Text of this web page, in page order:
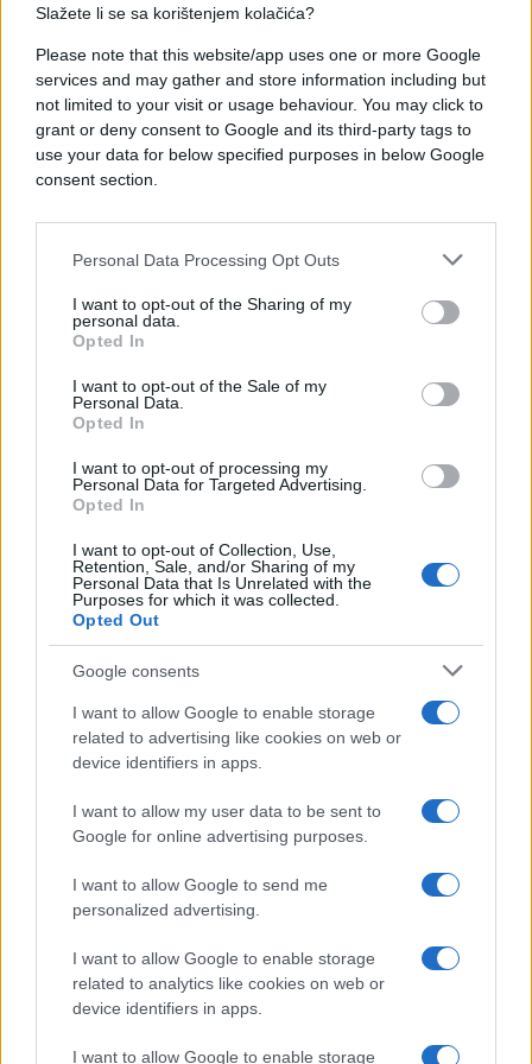
Slažete li se sa korištenjem kolačića?
Please note that this website/app uses one or more Google
services and may gather and store information including but
not limited to your visit or usage behaviour. You may click to
grant or deny consent to Google and its third-party tags to
use your data for below specified purposes in below Google
consent section.
Personal Data Processing Opt Outs
I want to opt-out of the Sharing of my
personal data.
Opted In
I want to opt-out of the Sale of my
Personal Data.
Opted In
I want to opt-out of processing my
Personal Data for Targeted Advertising.
Opted In
I want to opt-out of Collection, Use,
Retention, Sale, and/or Sharing of my
Personal Data that Is Unrelated with the
Purposes for which it was collected.
Opted Out
Google consents
I want to allow Google to enable storage
related to advertising like cookies on web or
device identifiers in apps.
I want to allow my user data to be sent to
Google for online advertising purposes.
I want to allow Google to send me
personalized advertising.
I want to allow Google to enable storage
related to analytics like cookies on web or
device identifiers in apps.
I want to allow Google to enable storage
#Srbija #Hrvatska
#granica